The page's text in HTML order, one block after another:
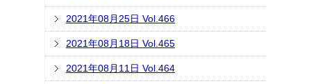
2021年08月25日 Vol.466
2021年08月18日 Vol.465
2021年08月11日 Vol.464